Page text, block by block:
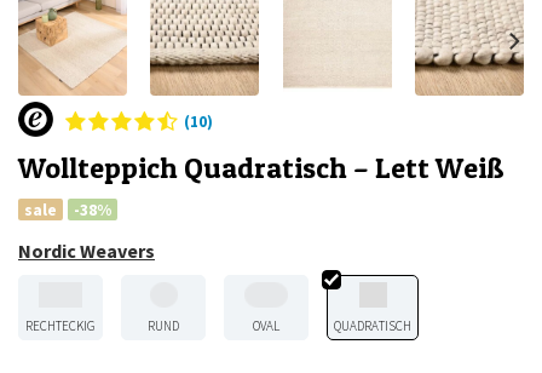
(10)
Wollteppich Quadratisch – Lett Weiß
sale -38%
Nordic Weavers
RECHTECKIG RUND OVAL QUADRATISCH